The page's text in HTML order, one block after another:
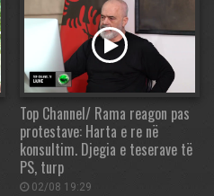
Top Channel/ Rama reagon pas
protestave: Harta e re në
konsultim. Djegia e teserave të
PS, turp
02/08 19:29